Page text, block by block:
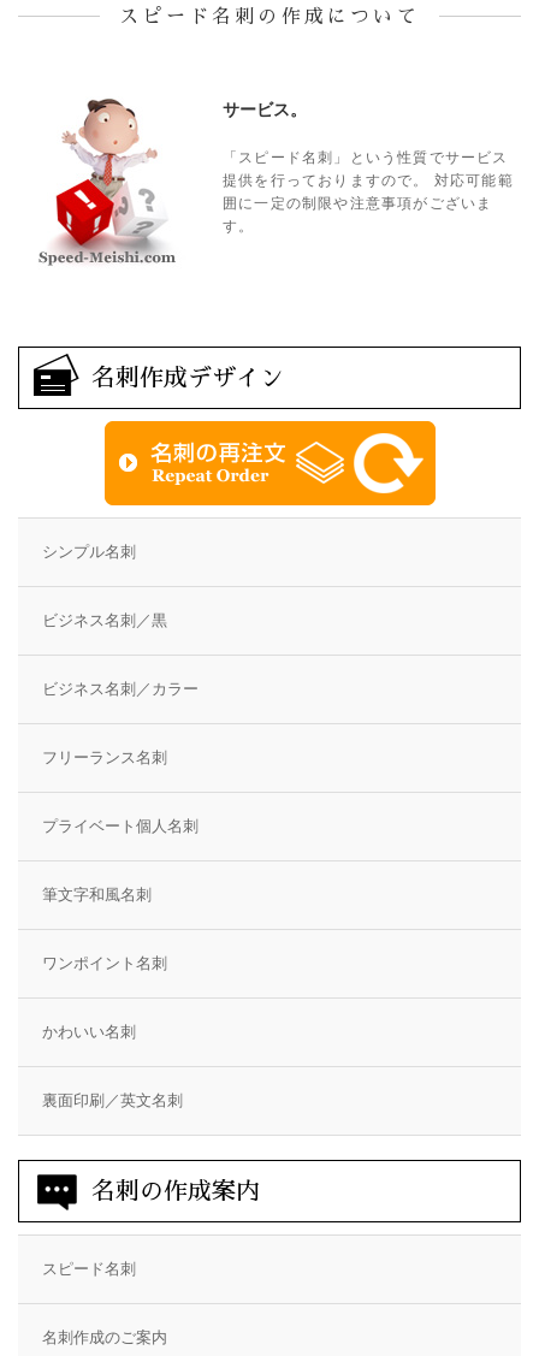
スピード名刺の作成について
サービス。
「スピード名刺」という性質でサービス
提供を行っておりますので。
対応可能範
囲に一定の制限や注意事項がございま
す。
名刺作成デザイン
シンプル名刺
ビジネス名刺／黒
ビジネス名刺／カラー
フリーランス名刺
プライベート個人名刺
筆文字和風名刺
ワンポイント名刺
かわいい名刺
裏面印刷／英文名刺
名刺の作成案内
スピード名刺
名刺作成のご案内